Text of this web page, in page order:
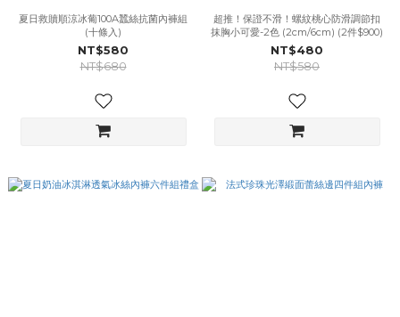
夏日救贖順涼冰葡100A蠶絲抗菌內褲組
(十條入)
NT$580
NT$680
超推！保證不滑！螺紋桃心防滑調節扣
抹胸小可愛-2色 (2cm/6cm) (2件$900)
NT$480
NT$580